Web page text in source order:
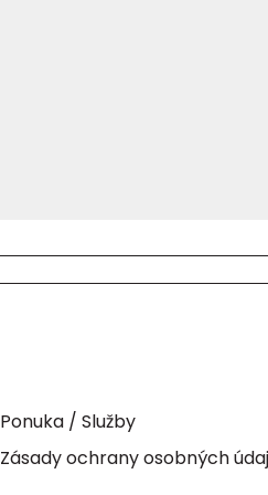
Ponuka / Služby
Zásady ochrany osobných